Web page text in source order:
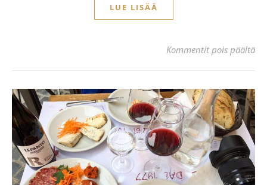
LUE LISÄÄ
Kommentit pois päältä